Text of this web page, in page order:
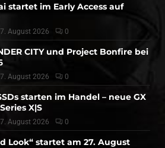
startet im Early Access auf
7. August 2026 0
CITY und Project Bonfire bei
7. August 2026 0
starten im Handel – neue GX
X|S
7. August 2026 0
Look“ startet am 27. August